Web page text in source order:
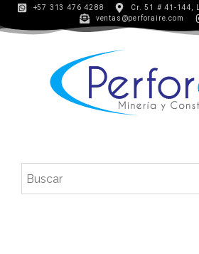
+57 313 476 4288
Cr. 51 # 41-144,
ventas@perforaire.com